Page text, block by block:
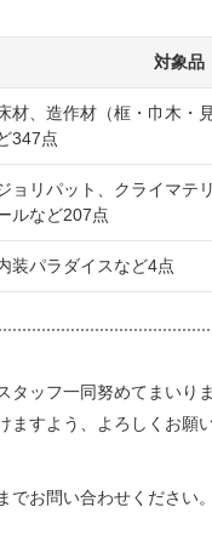
対象品
材、造作材（框・巾木・
347点
ョリパット、クライマテ
ルなど207点
装パラダイスなど4点
ッフ一同努めてまいりま
すよう、よろしくお願
お問い合わせください。